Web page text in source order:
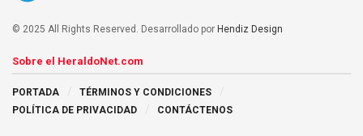
© 2025 All Rights Reserved. Desarrollado por Hendiz Design
Sobre el HeraldoNet.com
PORTADA
TÉRMINOS Y CONDICIONES
POLÍTICA DE PRIVACIDAD
CONTÁCTENOS